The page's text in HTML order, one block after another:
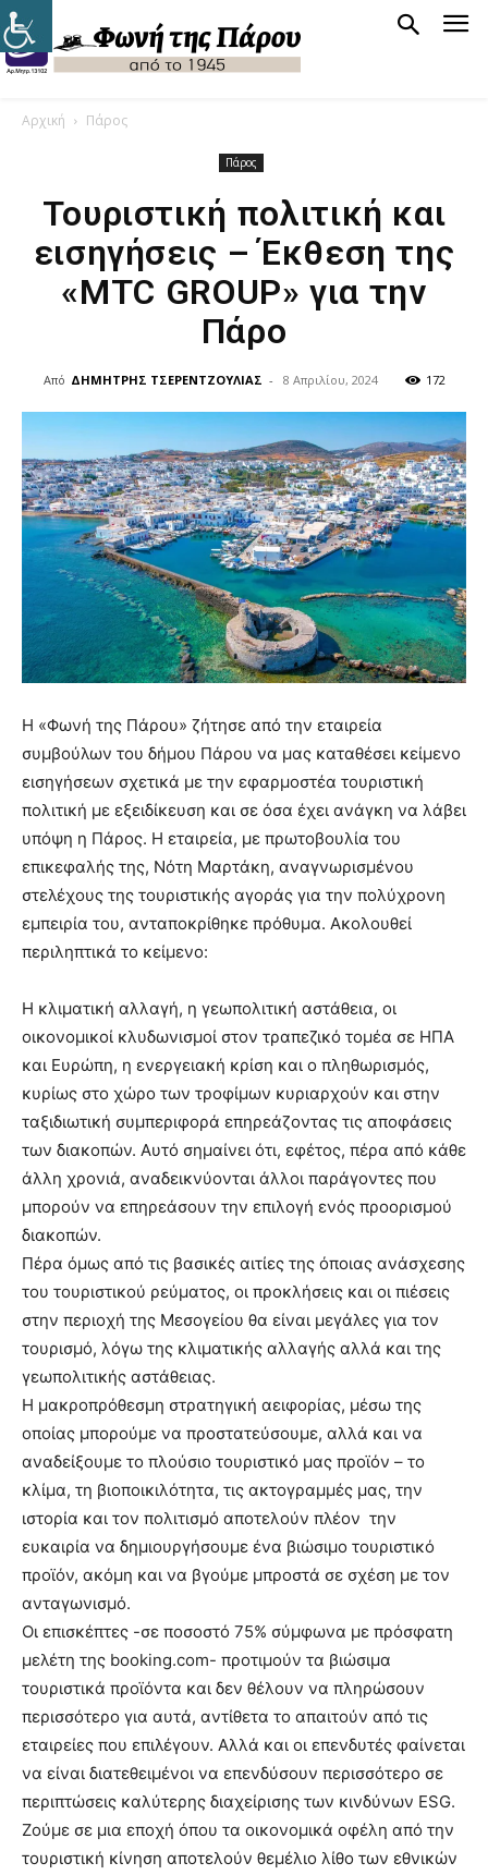
Αρχική Πάρος
Πάρος
Τουριστική πολιτική και
εισηγήσεις – Έκθεση της
«MTC GROUP» για την
Πάρο
Από ΔΗΜΗΤΡΗΣ ΤΣΕΡΕΝΤΖΟΥΛΙΑΣ - 8 Απριλίου, 2024 172
Η «Φωνή της Πάρου» ζήτησε από την εταιρεία
συμβούλων του δήμου Πάρου να μας καταθέσει κείμενο
εισηγήσεων σχετικά με την εφαρμοστέα τουριστική
πολιτική με εξειδίκευση και σε όσα έχει ανάγκη να λάβει
υπόψη η Πάρος. Η εταιρεία, με πρωτοβουλία του
επικεφαλής της, Νότη Μαρτάκη, αναγνωρισμένου
στελέχους της τουριστικής αγοράς για την πολύχρονη
εμπειρία του, ανταποκρίθηκε πρόθυμα. Ακολουθεί
περιληπτικά το κείμενο:
Η κλιματική αλλαγή, η γεωπολιτική αστάθεια, οι
οικονομικοί κλυδωνισμοί στον τραπεζικό τομέα σε ΗΠΑ
και Ευρώπη, η ενεργειακή κρίση και ο πληθωρισμός,
κυρίως στο χώρο των τροφίμων κυριαρχούν και στην
ταξιδιωτική συμπεριφορά επηρεάζοντας τις αποφάσεις
των διακοπών. Αυτό σημαίνει ότι, εφέτος, πέρα από κάθε
άλλη χρονιά, αναδεικνύονται άλλοι παράγοντες που
μπορούν να επηρεάσουν την επιλογή ενός προορισμού
διακοπών.
Πέρα όμως από τις βασικές αιτίες της όποιας ανάσχεσης
του τουριστικού ρεύματος, οι προκλήσεις και οι πιέσεις
στην περιοχή της Μεσογείου θα είναι μεγάλες για τον
τουρισμό, λόγω της κλιματικής αλλαγής αλλά και της
γεωπολιτικής αστάθειας.
Η μακροπρόθεσμη στρατηγική αειφορίας, μέσω της
οποίας μπορούμε να προστατεύσουμε, αλλά και να
αναδείξουμε το πλούσιο τουριστικό μας προϊόν – το
κλίμα, τη βιοποικιλότητα, τις ακτογραμμές μας, την
ιστορία και τον πολιτισμό αποτελούν πλέον την
ευκαιρία να δημιουργήσουμε ένα βιώσιμο τουριστικό
προϊόν, ακόμη και να βγούμε μπροστά σε σχέση με τον
ανταγωνισμό.
Οι επισκέπτες -σε ποσοστό 75% σύμφωνα με πρόσφατη
μελέτη της booking.com- προτιμούν τα βιώσιμα
τουριστικά προϊόντα και δεν θέλουν να πληρώσουν
περισσότερο για αυτά, αντίθετα το απαιτούν από τις
εταιρείες που επιλέγουν. Αλλά και οι επενδυτές φαίνεται
να είναι διατεθειμένοι να επενδύσουν περισσότερο σε
περιπτώσεις καλύτερης διαχείρισης των κινδύνων ESG.
Ζούμε σε μια εποχή όπου τα οικονομικά οφέλη από την
τουριστική κίνηση αποτελούν θεμέλιο λίθο των εθνικών